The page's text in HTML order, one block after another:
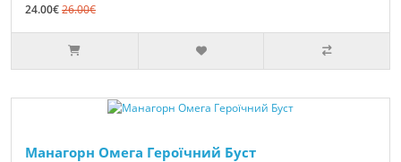
24.00€26.00€
Манагорн Омега Героїчний Буст